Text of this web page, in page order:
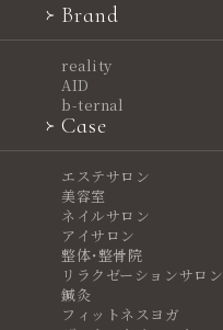
Brand
reality
AID
b-ternal
Case
エステサロン
美容室
ネイルサロン
アイサロン
整体・整骨院
リラクゼーションサロン
鍼灸
フィットネスヨガ